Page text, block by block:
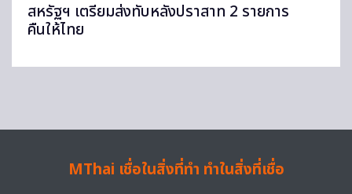
สหรัฐฯ เตรียมส่งทับหลังปราสาท 2 รายการ
คืนให้ไทย
MThai เชื่อในสิ่งที่ทำ ทำในสิ่งที่เชื่อ